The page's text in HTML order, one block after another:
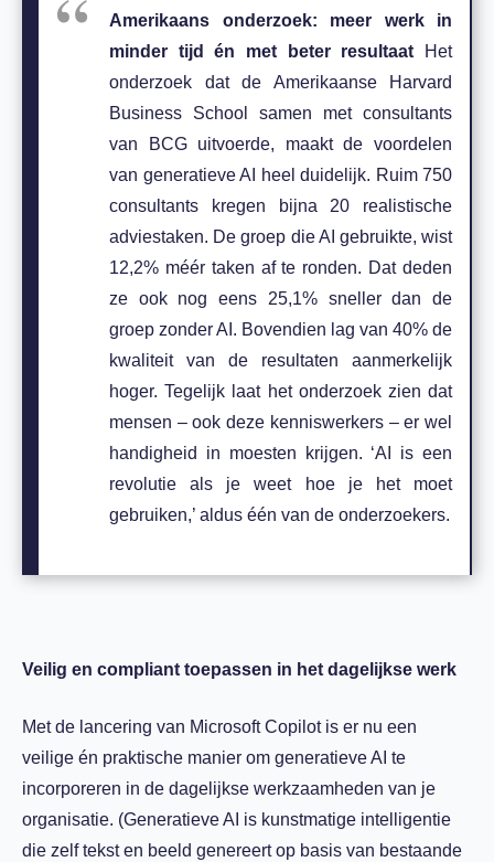
Amerikaans onderzoek: meer werk in
minder tijd én met beter resultaat Het
onderzoek dat de Amerikaanse Harvard
Business School samen met consultants
van BCG uitvoerde, maakt de voordelen
van generatieve AI heel duidelijk. Ruim 750
consultants kregen bijna 20 realistische
adviestaken. De groep die AI gebruikte, wist
12,2% méér taken af te ronden. Dat deden
ze ook nog eens 25,1% sneller dan de
groep zonder AI. Bovendien lag van 40% de
kwaliteit van de resultaten aanmerkelijk
hoger. Tegelijk laat het onderzoek zien dat
mensen – ook deze kenniswerkers – er wel
handigheid in moesten krijgen. ‘AI is een
revolutie als je weet hoe je het moet
gebruiken,’ aldus één van de onderzoekers.
Veilig en compliant toepassen in het dagelijkse werk
Met de lancering van Microsoft Copilot is er nu een
veilige én praktische manier om generatieve AI te
incorporeren in de dagelijkse werkzaamheden van je
organisatie. (Generatieve AI is kunstmatige intelligentie
die zelf tekst en beeld genereert op basis van bestaande